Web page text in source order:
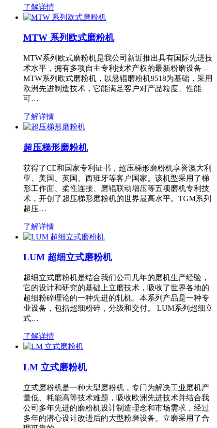
了解详情
MTW 系列欧式磨粉机
MTW系列欧式磨粉机是我公司新近推出具有国际先进技
术水平，拥有多项自主专利技术产权的最新粉磨设备—
MTW系列欧式磨粉机，以悬辊磨粉机9518为基础，采用
欧洲先进制造技术，它能满足客户对产品粒度、性能
可…
了解详情
超压梯形磨粉机
获得了CE和国家专利证书，超压梯形磨粉机享誉澳大利
亚、美国、英国、西班牙等客户国家。该机型采用了梯
形工作面、柔性连接、磨辊联动增压等五项磨机专利技
术，开创了超压梯形磨粉机的世界最高水平。TGM系列
超压…
了解详情
LUM 超细立式磨粉机
超细立式磨粉机是结合我们公司几年的磨机生产经验，
它的设计和研究的基础上立磨技术，吸收了世界各地的
超细粉碎理论的一种先进的轧机。本系列产品是一种专
业设备，包括超细粉碎，分级和交付。 LUM系列超细立
式…
了解详情
LM 立式磨粉机
立式磨粉机是一种大型磨粉机，专门为解决工业磨机产
量低、耗能高等技术难题，吸收欧洲先进技术并结合我
公司多年先进的磨粉机设计制造理念和市场需求，经过
多年的潜心设计改进后的大型粉磨设备。立磨采用了合